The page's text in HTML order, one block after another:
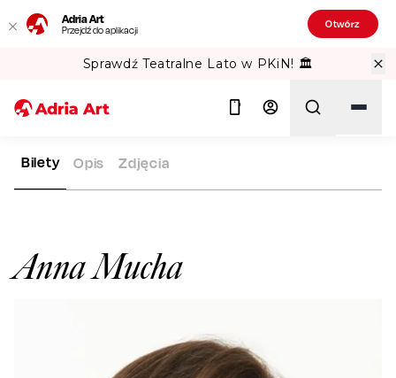
Adria Art
Przejdź do aplikacji Otwórz
Sprawdź Teatralne Lato w PKiN! 🏛️
ADRIA ART ARTYŚCI ANNA MUCHA
Anna Mucha
Bilety Opis Zdjęcia